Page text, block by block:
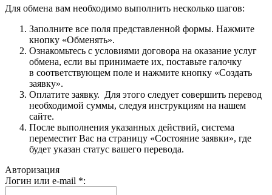
Для обмена вам необходимо выполнить несколько шагов:
Заполните все поля представленной формы. Нажмите
кнопку «Обменять».
Ознакомьтесь с условиями договора на оказание услуг
обмена, если вы принимаете их, поставьте галочку
в соответствующем поле и нажмите кнопку «Создать
заявку».
Оплатите заявку. Для этого следует совершить перевод
необходимой суммы, следуя инструкциям на нашем
сайте.
После выполнения указанных действий, система
переместит Вас на страницу «Состояние заявки», где
будет указан статус вашего перевода.
Авторизация
Логин или e-mail *: